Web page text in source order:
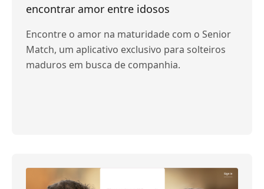
encontrar amor entre idosos
Encontre o amor na maturidade com o Senior
Match, um aplicativo exclusivo para solteiros
maduros em busca de companhia.